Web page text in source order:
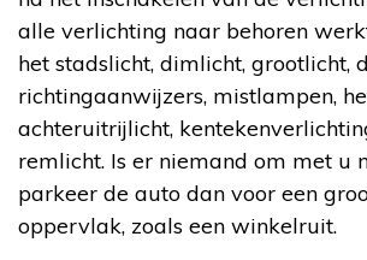
alle verlichting naar behoren
het stadslicht, dimlicht, grootlicht,
richtingaanwijzers, mistlampen,
achteruitrijlicht,
remlicht. Is er niemand om met u
parkeer de auto dan voor een
oppervlak, zoals een winkelruit.